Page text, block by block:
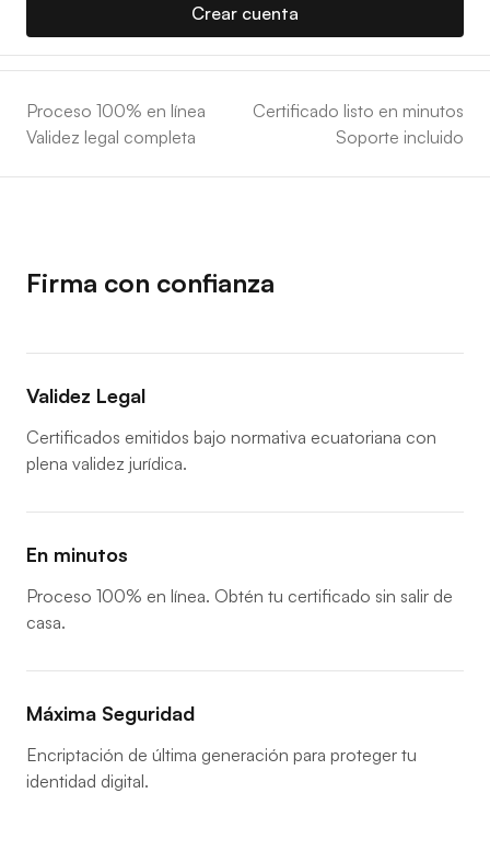
Crear cuenta
Proceso 100% en línea
Certificado listo en minutos
Validez legal completa
Soporte incluido
Firma con confianza
Validez Legal
Certificados emitidos bajo normativa ecuatoriana con
plena validez jurídica.
En minutos
Proceso 100% en línea. Obtén tu certificado sin salir de
casa.
Máxima Seguridad
Encriptación de última generación para proteger tu
identidad digital.